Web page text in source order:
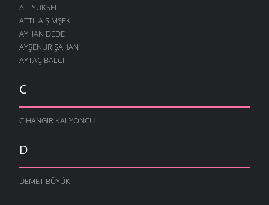
ALI YÜKSEL
ATTILA ŞIMŞEK
AYHAN DEDE
AYŞENUR ŞAHAN
AYTAÇ BALCI
C
CIHANGIR KALYONCU
D
DEMET BÜYÜK